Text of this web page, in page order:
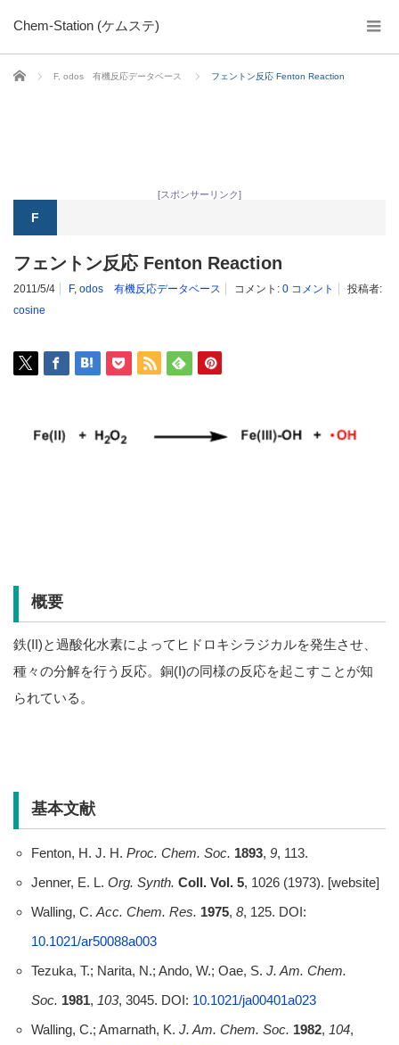
Chem-Station (ケムステ)
ホーム F, odos 有機反応データベース フェントン反応 Fenton Reaction
[スポンサーリンク]
F
フェントン反応 Fenton Reaction
2011/5/4 F, odos 有機反応データベース コメント: 0 コメント
投稿者:
cosine
概要
鉄(II)と過酸化水素によってヒドロキシラジカルを発生させ、
種々の分解を行う反応。銅(I)の同様の反応を起こすことが知
られている。
基本文献
Fenton, H. J. H. Proc. Chem. Soc. 1893, 9, 113.
Jenner, E. L. Org. Synth. Coll. Vol. 5, 1026 (1973). [website]
Walling, C. Acc. Chem. Res. 1975, 8, 125. DOI:
10.1021/ar50088a003
Tezuka, T.; Narita, N.; Ando, W.; Oae, S. J. Am. Chem.
Soc. 1981, 103, 3045. DOI: 10.1021/ja00401a023
Walling, C.; Amarnath, K. J. Am. Chem. Soc. 1982, 104,